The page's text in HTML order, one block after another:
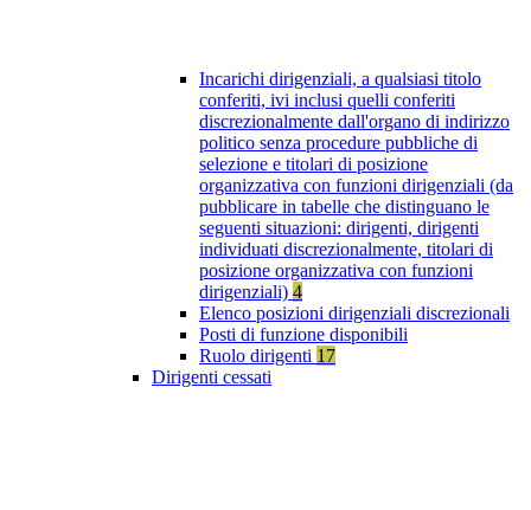
Incarichi dirigenziali, a qualsiasi titolo
conferiti, ivi inclusi quelli conferiti
discrezionalmente dall'organo di indirizzo
politico senza procedure pubbliche di
selezione e titolari di posizione
organizzativa con funzioni dirigenziali (da
pubblicare in tabelle che distinguano le
seguenti situazioni: dirigenti, dirigenti
individuati discrezionalmente, titolari di
posizione organizzativa con funzioni
dirigenziali) 4
Elenco posizioni dirigenziali discrezionali
Posti di funzione disponibili
Ruolo dirigenti 17
Dirigenti cessati